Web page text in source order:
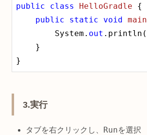
public class HelloGradle {
public
static void main
        System.
out .println(
    }
}
3.実行
タブを右クリックし、 Runを選択